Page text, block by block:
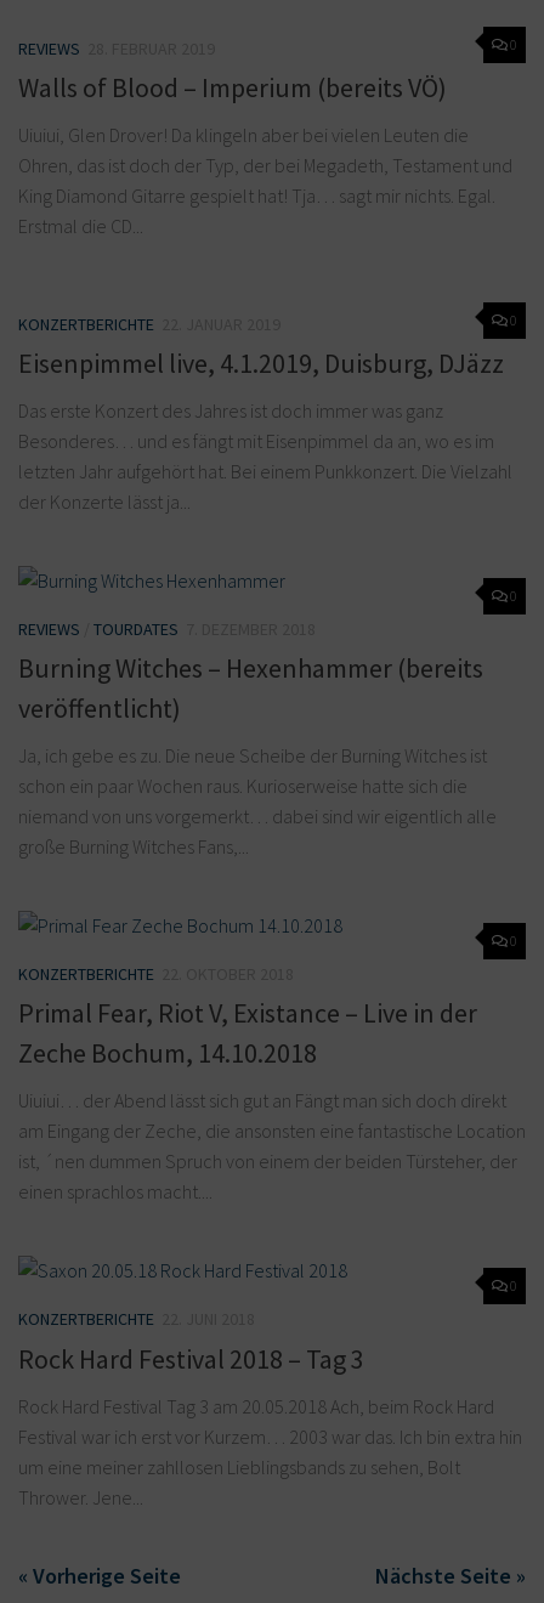
0
REVIEWS
Walls of Blood – Imperium (bereits VÖ)
Uiuiui, Glen Drover! Da klingeln aber bei vielen Leuten die
Ohren, das ist doch der Typ, der bei Megadeth, Testament und
King Diamond Gitarre gespielt hat! Tja… sagt mir nichts. Egal.
Erstmal die CD...
0
KONZERTBERICHTE
Eisenpimmel live, 4.1.2019, Duisburg, DJäzz
Das erste Konzert des Jahres ist doch immer was ganz
Besonderes… und es fängt mit Eisenpimmel da an, wo es im
letzten Jahr aufgehört hat. Bei einem Punkkonzert. Die Vielzahl
der Konzerte lässt ja...
0
REVIEWS TOURDATES
Burning Witches – Hexenhammer (bereits
veröffentlicht)
Ja, ich gebe es zu. Die neue Scheibe der Burning Witches ist
schon ein paar Wochen raus. Kurioserweise hatte sich die
niemand von uns vorgemerkt… dabei sind wir eigentlich alle
große Burning Witches Fans,...
0
KONZERTBERICHTE
Primal Fear, Riot V, Existance – Live in der
Zeche Bochum, 14.10.2018
Uiuiui… der Abend lässt sich gut an Fängt man sich doch direkt
am Eingang der Zeche, die ansonsten eine fantastische Location
ist, ´nen dummen Spruch von einem der beiden Türsteher, der
einen sprachlos macht....
0
KONZERTBERICHTE
Rock Hard Festival 2018 – Tag 3
Rock Hard Festival Tag 3 am 20.05.2018 Ach, beim Rock Hard
Festival war ich erst vor Kurzem… 2003 war das. Ich bin extra hin
um eine meiner zahllosen Lieblingsbands zu sehen, Bolt
Thrower. Jene...
« Vorherige Seite Nächste Seite »